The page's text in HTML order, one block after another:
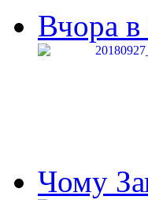
Вчора в
Чому